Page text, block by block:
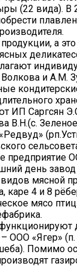
(22 вида). В
а
и А.М.
ИП Саргсян
В.Н.(с.
предприятие
день
мясной
каре 4 и 8
мясо
ООО «Ягер»
Помимо